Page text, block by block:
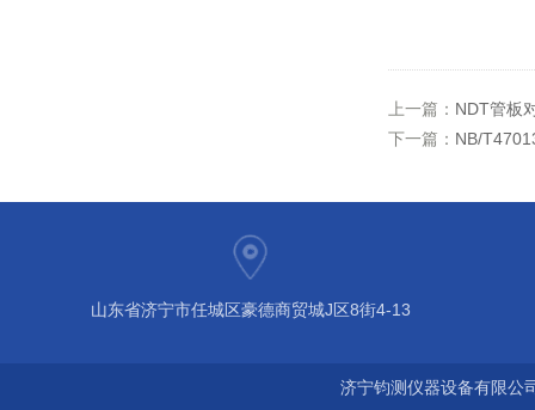
上一篇： NDT管板
下一篇： NB/
山东省济宁市任城区豪德商贸城J区8街4-13
济宁钧测仪器设备有限